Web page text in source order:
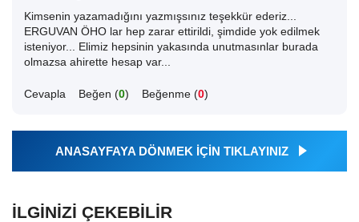
Kimsenin yazamadığını yazmışsınız teşekkür ederiz...
ERGUVAN ÖHO lar hep zarar ettirildi, şimdide yok edilmek
isteniyor... Elimiz hepsinin yakasında unutmasınlar burada
olmazsa ahirette hesap var...
Cevapla Beğen (0) Beğenme (0)
ANASAYFAYA DÖNMEK İÇİN TIKLAYINIZ
İLGINIZI ÇEKEBILIR